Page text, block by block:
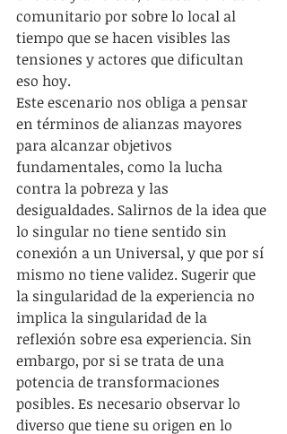
comunitario por sobre lo local al
tiempo que se hacen visibles las
tensiones y actores que dificultan
eso hoy.
Este escenario nos obliga a pensar
en términos de alianzas mayores
para alcanzar objetivos
fundamentales, como la lucha
contra la pobreza y las
desigualdades. Salirnos de la idea que
lo singular no tiene sentido sin
conexión a un Universal, y que por sí
mismo no tiene validez. Sugerir que
la singularidad de la experiencia no
implica la singularidad de la
reflexión sobre esa experiencia. Sin
embargo, por si se trata de una
potencia de transformaciones
posibles. Es necesario observar lo
diverso que tiene su origen en lo